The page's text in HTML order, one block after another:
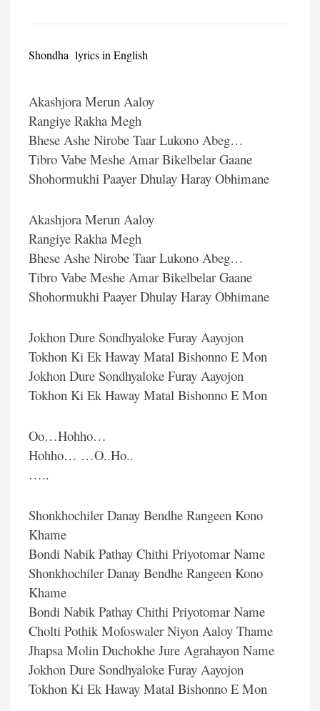
Shondha lyrics in English
Akashjora Merun Aaloy
Rangiye Rakha Megh
Bhese Ashe Nirobe Taar Lukono Abeg…
Tibro Vabe Meshe Amar Bikelbelar Gaane
Shohormukhi Paayer Dhulay Haray Obhimane
Akashjora Merun Aaloy
Rangiye Rakha Megh
Bhese Ashe Nirobe Taar Lukono Abeg…
Tibro Vabe Meshe Amar Bikelbelar Gaane
Shohormukhi Paayer Dhulay Haray Obhimane
Jokhon Dure Sondhyaloke Furay Aayojon
Tokhon Ki Ek Haway Matal Bishonno E Mon
Jokhon Dure Sondhyaloke Furay Aayojon
Tokhon Ki Ek Haway Matal Bishonno E Mon
Oo…Hohho…
Hohho… …O..Ho..
…..
Shonkhochiler Danay Bendhe Rangeen Kono
Khame
Bondi Nabik Pathay Chithi Priyotomar Name
Shonkhochiler Danay Bendhe Rangeen Kono
Khame
Bondi Nabik Pathay Chithi Priyotomar Name
Cholti Pothik Mofoswaler Niyon Aaloy Thame
Jhapsa Molin Duchokhe Jure Agrahayon Name
Jokhon Dure Sondhyaloke Furay Aayojon
Tokhon Ki Ek Haway Matal Bishonno E Mon